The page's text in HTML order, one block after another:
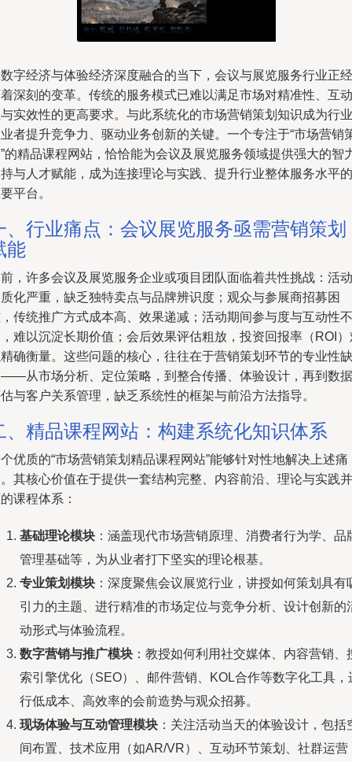
字经济与体验经济深度融合的当下，会议与展览服务行业正经
深刻的变革。传统的服务模式已难以满足市场对精准性、互动
实效性的更高要求。与此系统化的市场营销策划知识成为行业
者提升竞争力、驱动业务创新的关键。一个专注于“市场营销
的精品课程网站，恰恰能为会议及展览服务领域提供强大的智
与人才赋能，成为连接理论与实践、提升行业整体服务水平的
平台。
、行业痛点：会议展览服务亟需营销策划
能
，许多会议及展览服务企业或项目团队面临着共性挑战：活动
化严重，缺乏独特卖点与品牌辨识度；观众与参展商招募困
传统推广方式成本高、效果递减；活动期间参与度与互动性不
难以沉淀长期价值；会后效果评估粗放，投资回报率（ROI）
确衡量。这些问题的核心，往往在于营销策划环节的专业性缺
从市场分析、定位策略，到整合传播、体验设计，再到数据
与客户关系管理，缺乏系统性的框架与前沿方法指导。
、精品课程网站：构建系统化知识体系
优质的“市场营销策划精品课程网站”能够针对性地解决上述痛
其核心价值在于提供一套结构完整、内容前沿、理论与实践并
课程体系：
基础理论模块 ：涵盖现代市场营销原理、消费者行为学、品
管理基础等，为从业者打下坚实的理论根基。
专业策划模块 ：深度聚焦会议展览行业，讲授如何策划具有
引力的主题、进行精准的市场定位与竞争分析、设计创新的
动形式与体验流程。
数字营销与推广模块 ：教授如何利用社交媒体、内容营销、
索引擎优化（SEO）、邮件营销、KOL合作等数字化工具，
行低成本、高效率的会前造势与观众招募。
现场体验与互动管理模块 ：关注活动当天的体验设计，包括
间布置、技术应用（如AR/VR）、互动环节策划、社群运营